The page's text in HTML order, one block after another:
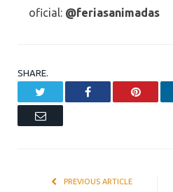
oficial: @feriasanimadas
SHARE.
Facebook Pinterest
Email
PREVIOUS ARTICLE